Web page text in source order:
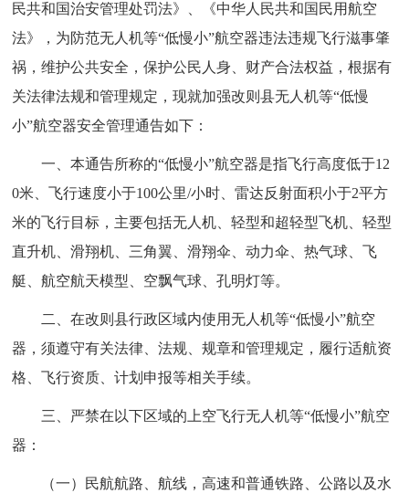
民共和国治安管理处罚法》、《中华人民共和国民用航空
法》，为防范无人机等“低慢小”航空器违法违规飞行滋事肇
祸，维护公共安全，保护公民人身、财产合法权益，根据有
关法律法规和管理规定，现就加强改则县无人机等“低慢
小”航空器安全管理通告如下：
一、本通告所称的“低慢小”航空器是指飞行高度低于12
0米、飞行速度小于100公里/小时、雷达反射面积小于2平方
米的飞行目标，主要包括无人机、轻型和超轻型飞机、轻型
直升机、滑翔机、三角翼、滑翔伞、动力伞、热气球、飞
艇、航空航天模型、空飘气球、孔明灯等。
二、在改则县行政区域内使用无人机等“低慢小”航空
器，须遵守有关法律、法规、规章和管理规定，履行适航资
格、飞行资质、计划申报等相关手续。
三、严禁在以下区域的上空飞行无人机等“低慢小”航空
器：
（一）民航航路、航线，高速和普通铁路、公路以及水